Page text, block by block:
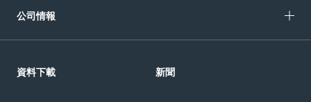
公司情報
資料下載 新聞